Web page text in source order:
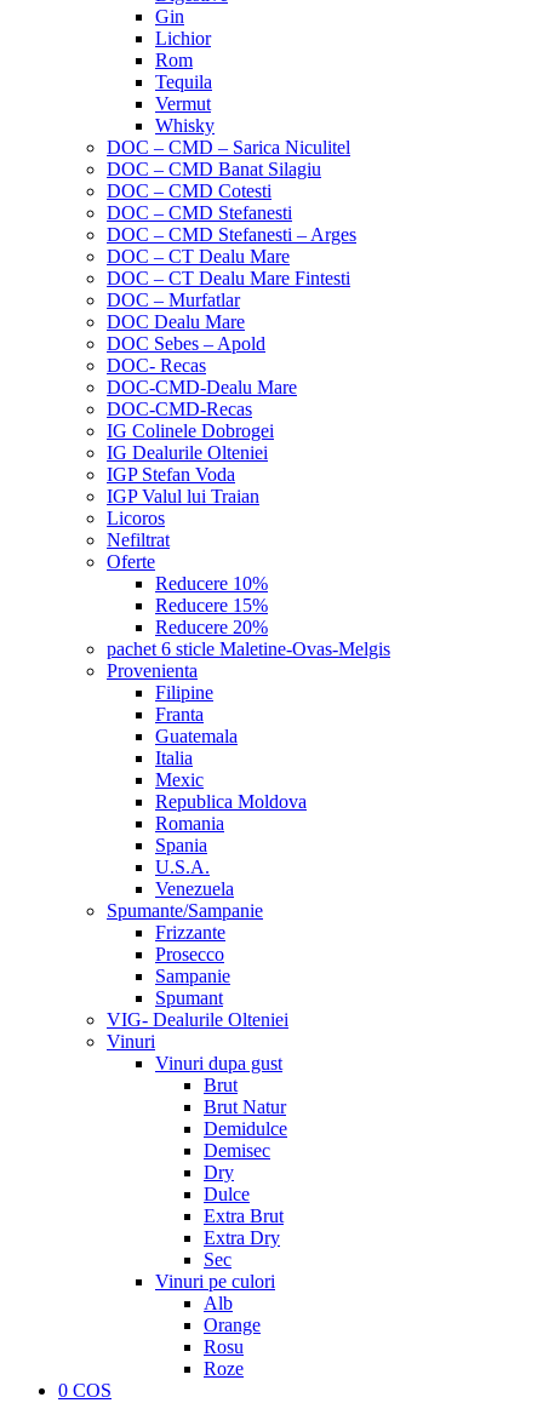
Gin
Lichior
Rom
Tequila
Vermut
Whisky
DOC – CMD – Sarica Niculitel
DOC – CMD Banat Silagiu
DOC – CMD Cotesti
DOC – CMD Stefanesti
DOC – CMD Stefanesti – Arges
DOC – CT Dealu Mare
DOC – CT Dealu Mare Fintesti
DOC – Murfatlar
DOC Dealu Mare
DOC Sebes – Apold
DOC- Recas
DOC-CMD-Dealu Mare
DOC-CMD-Recas
IG Colinele Dobrogei
IG Dealurile Olteniei
IGP Stefan Voda
IGP Valul lui Traian
Licoros
Nefiltrat
Oferte
Reducere 10%
Reducere 15%
Reducere 20%
pachet 6 sticle Maletine-Ovas-Melgis
Provenienta
Filipine
Franta
Guatemala
Italia
Mexic
Republica Moldova
Romania
Spania
U.S.A.
Venezuela
Spumante/Sampanie
Frizzante
Prosecco
Sampanie
Spumant
VIG- Dealurile Olteniei
Vinuri
Vinuri dupa gust
Brut
Brut Natur
Demidulce
Demisec
Dry
Dulce
Extra Brut
Extra Dry
Sec
Vinuri pe culori
Alb
Orange
Rosu
Roze
0 COS